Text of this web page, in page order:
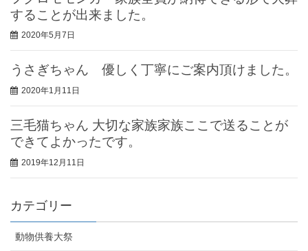
することが出来ました。
2020年5月7日
うさぎちゃん 優しく丁寧にご案内頂けました。
2020年1月11日
三毛猫ちゃん 大切な家族家族ここで送ることが
できてよかったです。
2019年12月11日
カテゴリー
動物供養大祭